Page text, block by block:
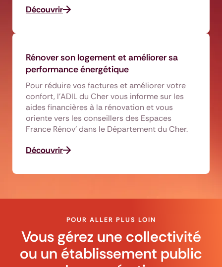
Découvrir
Rénover son logement et améliorer sa
performance énergétique
Pour réduire vos factures et améliorer votre
confort, l’ADIL du Cher vous informe sur les
aides financières à la rénovation et vous
oriente vers les conseillers des Espaces
France Rénov’ dans le Département du Cher.
Découvrir
Vous gérez une collectivité
ou un établissement public
POUR ALLER PLUS LOIN